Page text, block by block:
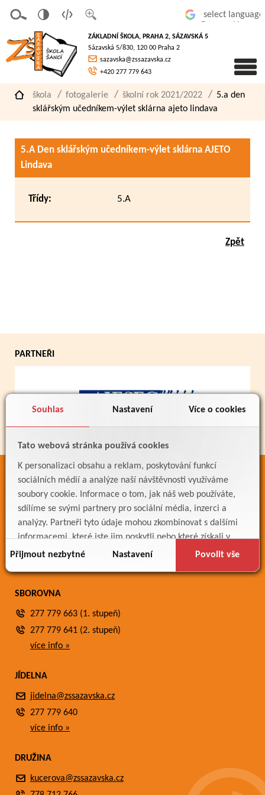
Souhlas Nastavení Více o cookies
Tato webová stránka používá cookies
K personalizaci obsahu a reklam, poskytování funkcí
sociálních médií a analýze naší návštěvnosti využíváme
soubory cookie. Informace o tom, jak náš web používáte,
sdílíme se svými partnery pro sociální média, inzerci a
analýzy. Partneři tyto údaje mohou zkombinovat s dalšími
informacemi, které jste jim poskytli nebo které získali v
důsledku toho, že používáte jejich služby.
Přijmout nezbytné Nastavení Povolit vše
písmo
á
verze
pro
slaboz
raké
ZÁKLADNÍ ŠKOLA, PRAHA 2, SÁZAVSKÁ 5
Sázavská 5/830, 120 00 Praha 2
sazavska@zssazavska.cz
+420 277 779 643
škola fotogalerie školní rok 2021/2022
5.a den
sklářským učedníkem-výlet sklárna ajeto lindava
5.A Den sklářským učedníkem-výlet sklárna AJETO
Lindava
Třídy: 5.A
Zpět
PARTNEŘI
ODKAZY
Bakaláři
Jídelníček
Meteostanice
SBOROVNA
277 779 663 (1. stupeň)
277 779 641 (2. stupeň)
více info »
JÍDELNA
jidelna@zssazavska.cz
277 779 640
více info »
DRUŽINA
kucerova@zssazavska.cz